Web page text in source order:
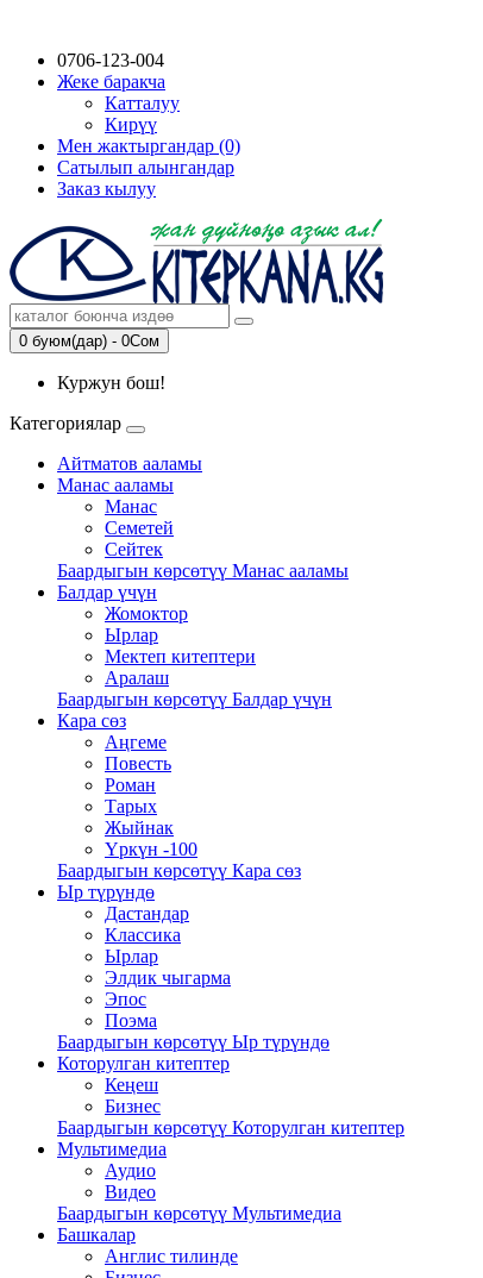
0706-123-004
Жеке баракча
Катталуу
Кирүү
Мен жактыргандар (0)
Сатылып алынгандар
Заказ кылуу
0 буюм(дар) - 0Сом
Куржун бош!
Категориялар
Айтматов ааламы
Манас ааламы
Манас
Семетей
Сейтек
Баардыгын көрсөтүү Манас ааламы
Балдар үчүн
Жомоктор
Ырлар
Мектеп китептери
Аралаш
Баардыгын көрсөтүү Балдар үчүн
Кара сөз
Аңгеме
Повесть
Роман
Тарых
Жыйнак
Үркүн -100
Баардыгын көрсөтүү Кара сөз
Ыр түрүндө
Дастандар
Классика
Ырлар
Элдик чыгарма
Эпос
Поэма
Баардыгын көрсөтүү Ыр түрүндө
Которулган китептер
Кеңеш
Бизнес
Баардыгын көрсөтүү Которулган китептер
Мультимедиа
Аудио
Видео
Баардыгын көрсөтүү Мультимедиа
Башкалар
Англис тилинде